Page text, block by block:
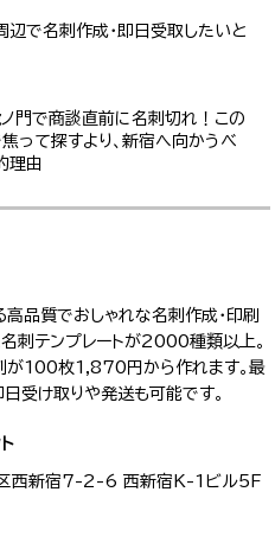
辺で名刺作成・即日受取したいと
ノ門で商談直前に名刺切れ！この
焦って探すより、新宿へ向かうべ
理由
品質でおしゃれな名刺作成・印刷
刺テンプレートが2000種類以上。
が100枚1,870円から作れます。最
受け取りや発送も可能です。
西新宿7-2-6 西新宿K-1ビル5F